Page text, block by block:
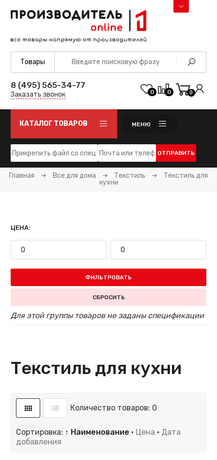
8 (495) 565-34-77
Заказать звонок 0 0 0
КАТАЛОГ ТОВАРОВ МЕНЮ
ОТПРАВИТЬ
Главная Все для дома Текстиль
Текстиль для
кухни
ЦЕНА:
ФИЛЬТРОВАТЬ
СБРОСИТЬ
Для этой группы товаров не заданы спецификации
Текстиль для кухни
Количество товаров: 0
Сортировка: ↑ Наименование · Цена · Дата
добавления